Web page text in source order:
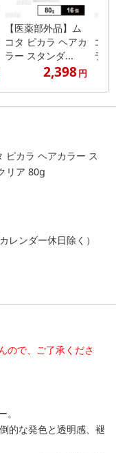
【医薬部外品】ム
コタ ピカラ ヘアカ
ラー スタンダ...
2,398円
コ
ラ
ピカラ ヘアカラー ス
リア 80g
レンダー休日除く）
ので、ご了承くださ
的な発色と透明感、褪